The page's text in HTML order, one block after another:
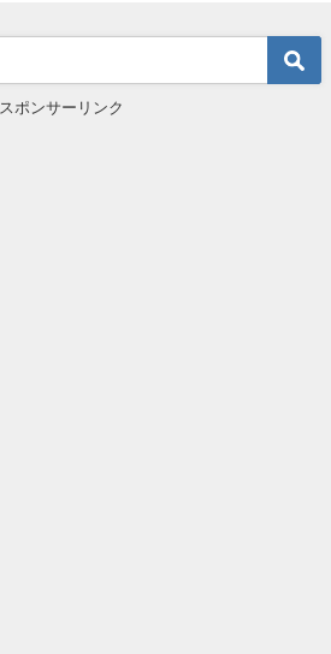
スポンサーリンク